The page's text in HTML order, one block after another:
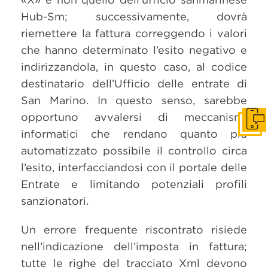
Hub-Sm; successivamente, dovrà
riemettere la fattura correggendo i valori
che hanno determinato l’esito negativo e
indirizzandola, in questo caso, al codice
destinatario dell’Ufficio delle entrate di
San Marino. In questo senso, sarebbe
opportuno avvalersi di meccanismi
informatici che rendano quanto più
automatizzato possibile il controllo circa
l’esito, interfacciandosi con il portale delle
Entrate e limitando potenziali profili
sanzionatori.
Un errore frequente riscontrato risiede
nell’indicazione dell’imposta in fattura;
tutte le righe del tracciato Xml devono
Get